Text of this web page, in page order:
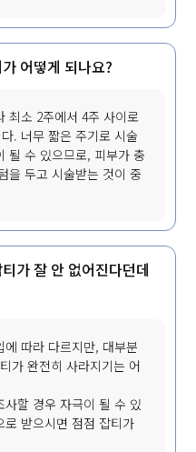
어떻게 되나요?
최소 2주에서 4주 사이로
. 너무 짧은 주기로 시술
될 수 있으므로, 피부가 충
을 두고 시술받는 것이 중
가 잘 안 없어진다던데
에 따라 다르지만, 대부분
가 완전히 사라지기는 어
할 경우 자극이 될 수 있
받으시면 점점 잡티가